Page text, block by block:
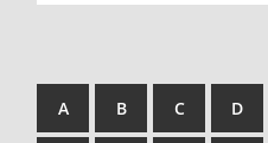
A B C D